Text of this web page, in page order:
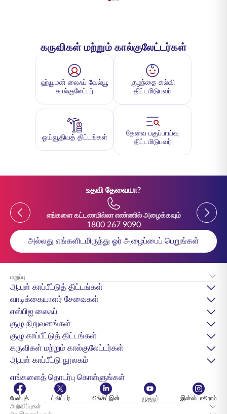
கருவிகள் மற்றும் கால்குலேட்டர்கள்
ஹ்யூமன் லைஃப் வேல்யூ
கால்குலேட்டர்
குழந்தை கல்வி
திட்டமிடுபவர்
ஓய்வூதியத் திட்டங்கள்
தேவை பகுப்பாய்வு
திட்டமிடுபவர்
உதவி தேவையா?
Previous
எங்களை கட்டணமில்லா எண்ணில் அழைக்கவும்
1800 267 9090
Previous
அல்லது எங்களிடமிருந்து ஓர் அழைப்பைப் பெறுங்கள்
மறுப்பு
ஆயுள் காப்பீட்டுத் திட்டங்கள்
வாடிக்கையாளர் சேவைகள்
எஸ்பிஐ லைஃப்
குழு நிறுவனங்கள்
குழு காப்பீட்டுத் திட்டங்கள்
கருவிகள் மற்றும் கால்குலேட்டர்கள்
ஆயுள் காப்பீட்டு நூலகம்
எங்களைத் தொடர்பு கொள்ளுங்கள்
பேஸ்புக் ட்விட்டர் லிங்க்ட்இன் யூடியூப்
இன்ஸ்டாகிராம்
அறிவிப்புகள்